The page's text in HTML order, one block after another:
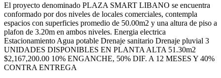
El proyecto denominado PLAZA SMART LIBANO se encuentra
conformado por dos niveles de locales comerciales, contempla
espacios con superficies promedio de 50.00m2 y una altura de piso a
plafon de 3.20m en ambos niveles. Energia electrica
Estacionamiento Agua potable Drenaje sanitario Drenaje pluvial 3
UNIDADES DISPONIBLES EN PLANTA ALTA 51.30m2
$2,167,200.00 10% ENGANCHE, 50% DIF. A 12 MESES Y 40%
CONTRA ENTREGA